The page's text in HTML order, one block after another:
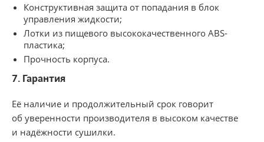
Конструктивная защита от попадания в блок
управления жидкости;
Лотки из пищевого высококачественного ABS-
пластика;
Прочность корпуса.
7. Гарантия
Её наличие и продолжительный срок говорит
об уверенности производителя в высоком качестве
и надёжности сушилки.